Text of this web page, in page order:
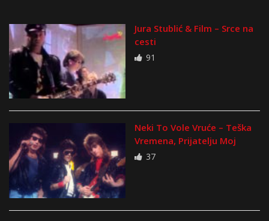
Jura Stublić & Film – Srce na
cesti
91
Neki To Vole Vruće – Teška
Vremena, Prijatelju Moj
37